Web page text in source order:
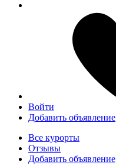
Войти
Добавить объявление
Все курорты
Отзывы
Добавить объявление